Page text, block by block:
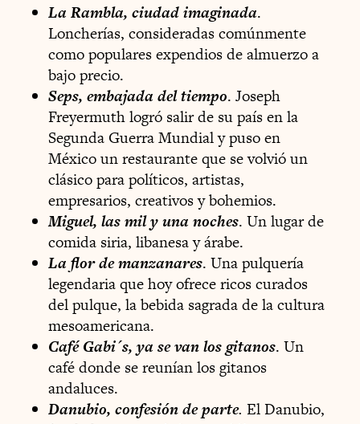
La Rambla, ciudad imaginada.
Loncherías, consideradas comúnmente
como populares expendios de almuerzo a
bajo precio.
Seps, embajada del tiempo. Joseph
Freyermuth logró salir de su país en la
Segunda Guerra Mundial y puso en
México un restaurante que se volvió un
clásico para políticos, artistas,
empresarios, creativos y bohemios.
Miguel, las mil y una noches. Un lugar de
comida siria, libanesa y árabe.
La flor de manzanares. Una pulquería
legendaria que hoy ofrece ricos curados
del pulque, la bebida sagrada de la cultura
mesoamericana.
Café Gabi´s, ya se van los gitanos. Un
café donde se reunían los gitanos
andaluces.
Danubio, confesión de parte. El Danubio,